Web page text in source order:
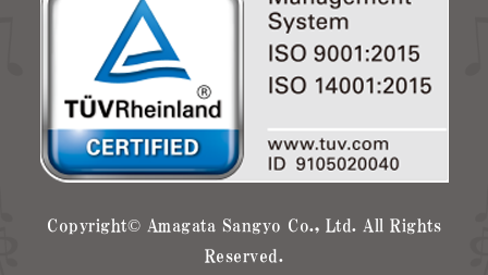
Copyright© Amagata Sangyo Co., Ltd. All Rights
Reserved.